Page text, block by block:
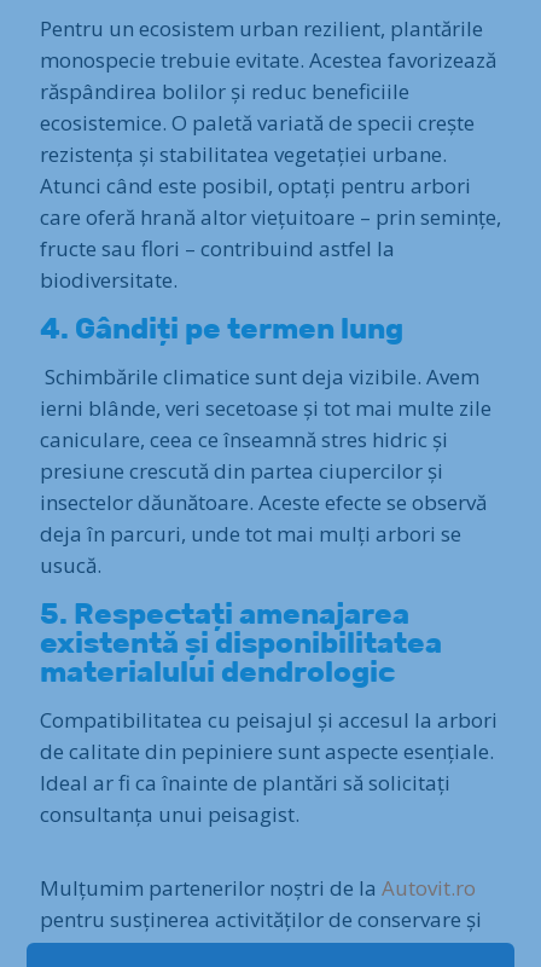
Pentru un ecosistem urban rezilient, plantările
monospecie trebuie evitate. Acestea favorizează
răspândirea bolilor și reduc beneficiile
ecosistemice. O paletă variată de specii crește
rezistența și stabilitatea vegetației urbane.
Atunci când este posibil, optați pentru arbori
care oferă hrană altor viețuitoare – prin semințe,
fructe sau flori – contribuind astfel la
biodiversitate.
4. Gândiți pe termen lung
Schimbările climatice sunt deja vizibile. Avem
ierni blânde, veri secetoase și tot mai multe zile
caniculare, ceea ce înseamnă stres hidric și
presiune crescută din partea ciupercilor și
insectelor dăunătoare. Aceste efecte se observă
deja în parcuri, unde tot mai mulți arbori se
usucă.
5. Respectați amenajarea
existentă și disponibilitatea
materialului dendrologic
Compatibilitatea cu peisajul și accesul la arbori
de calitate din pepiniere sunt aspecte esențiale.
Ideal ar fi ca înainte de plantări să solicitați
consultanța unui peisagist.
Mulțumim partenerilor noștri de la Autovit.ro
pentru susținerea activităților de conservare și
promovare a naturii și biodiversității urbane pe